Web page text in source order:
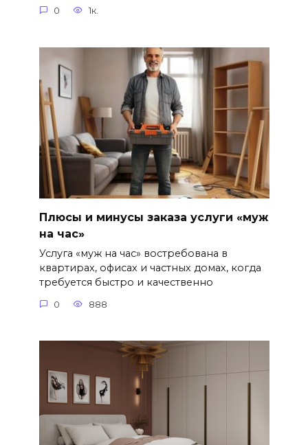
0 1к.
Плюсы и минусы заказа услуги «муж
на час»
Услуга «муж на час» востребована в
квартирах, офисах и частных домах, когда
требуется быстро и качественно
0 888